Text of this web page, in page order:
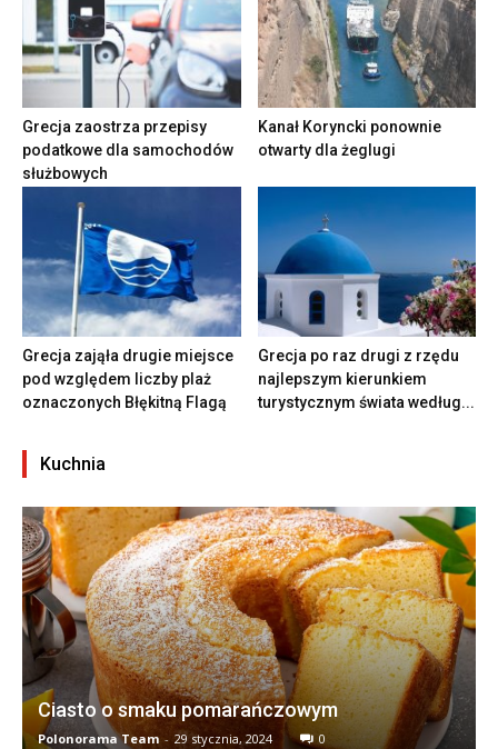
Grecja zaostrza przepisy
podatkowe dla samochodów
służbowych
Kanał Koryncki ponownie
otwarty dla żeglugi
Grecja zająła drugie miejsce
pod względem liczby plaż
oznaczonych Błękitną Flagą
Grecja po raz drugi z rzędu
najlepszym kierunkiem
turystycznym świata według...
Kuchnia
Ciasto o smaku pomarańczowym
Polonorama Team - 29 stycznia, 2024 0